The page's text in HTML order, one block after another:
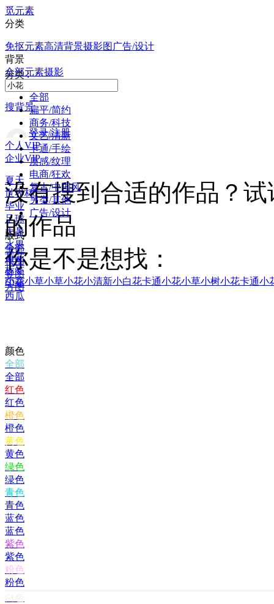
觅元素
分类
免抠元素高清背景摄影图 广告/设计
背景
全部元素摄影
搜背景
登录/注册
个人VIP
企业VIP
夏天
世界杯
毕业
足球
大暑
水果
荷花
标签
印章
西瓜
分类 :
全部
扁平/简约
商务/科技
文艺/清新
卡通/手绘
质感/纹理
电商/狂欢
复古/中国风
另类/其他
广告/设计
版式
全部
横图
竖图
方图
颜色
全部
全部
红色
红色
橙色
橙色
黄色
黄色
绿色
绿色
青色
青色
蓝色
蓝色
紫色
紫色
粉色
粉色
没有搜到合适的作品？
的作品
你是不是想找：
小花小草小草小花小清新小白花卡通小花小草小树小花卡通小